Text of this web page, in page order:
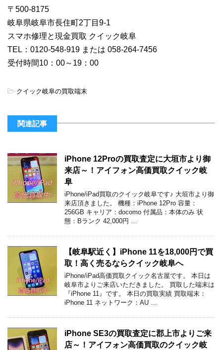
〒500-8175
岐阜県岐阜市長住町2丁目9-1
スマホ修理と現金買取 クイック岐阜
TEL：0120-548-919 または 058-264-7456
受付時間10：00～19：00
-クイック岐阜の買取端末
関連記事
iPhone 12Proの買取査定に大垣市より御
来店～！アイフォン高価買取クイック岐
阜
iPhone/iPad買取のクイック岐阜です♪ 大垣市より御
来店頂きました。 機種：iPhone 12Pro 容量：
256GB キャリア：docomo 付属品：本体のみ 状
態：Bランク 42,000円 …
【岐阜駅近く】iPhone 11を18,000円で買
取！高く売るならクイック岐阜へ
iPhone/iPad高価買取クイック名古屋です。 本日は
岐阜市よりご来店いただきました。 買取した端末は
『iPhone 11』です。 本日の買取実績 買取端末：
iPhone 11 ネットワーク：AU …
iPhone SE3の買取査定に郡上市よりご来
店～！アイフォン高価買取のクイック岐